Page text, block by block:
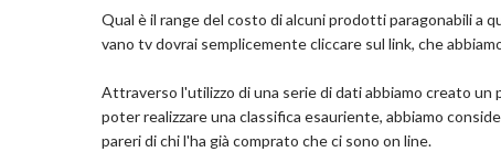
Colore: Verde
Qual è il range del costo di alcuni prodotti paragonabili a
vano tv dovrai semplicemente cliccare sul link, che
Attraverso l'utilizzo di una serie di dati abbiamo creato
poter realizzare una classifica esauriente, abbiamo
pareri di chi l'ha già comprato che ci sono on line.